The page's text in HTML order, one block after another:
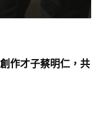
作才子蔡明仁，共